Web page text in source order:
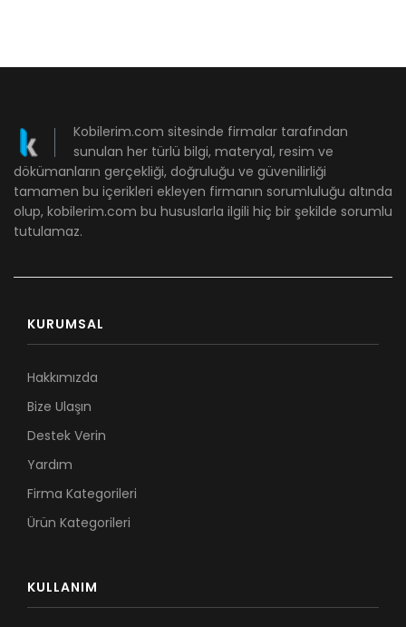
Kobilerim.com sitesinde firmalar tarafından
sunulan her türlü bilgi, materyal, resim ve
dökümanların gerçekliği, doğruluğu ve güvenilirliği
tamamen bu içerikleri ekleyen firmanın sorumluluğu altında
olup, kobilerim.com bu hususlarla ilgili hiç bir şekilde sorumlu
tutulamaz.
KURUMSAL
Hakkımızda
Bize Ulaşın
Destek Verin
Yardım
Firma Kategorileri
Ürün Kategorileri
KULLANIM